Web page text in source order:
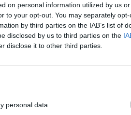
on personal information utilized by us
to your opt-out. You may separately
by third parties on the IAB’s list of
disclosed by us to third parties on the
disclose it to other third parties.
personal data.
ženklus ir kuponus. Šie
infliaciją ir pinigų
ekonomikos „kraujo“ –
Kučinskienė.